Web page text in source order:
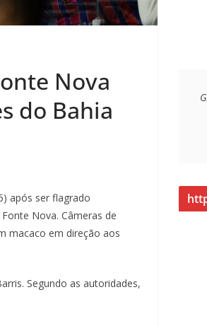
Nova
do Bahia
após ser flagrado
Nova. Câmeras de
macaco em direção aos
Segundo as autoridades,